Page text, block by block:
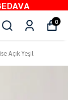
0
Açık Yeşil